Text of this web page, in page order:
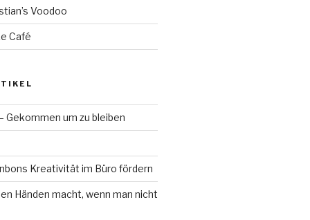
Voodoo
Café
Gekommen um zu bleiben
Kreativität im Büro fördern
Händen macht, wenn man nicht